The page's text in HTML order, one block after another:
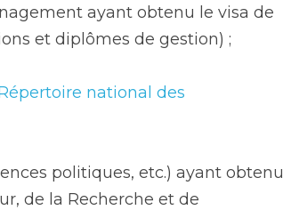
ayant obtenu le visa de
et diplômes de gestion) ;
national des
politiques, etc.) ayant obtenu
de la Recherche et de